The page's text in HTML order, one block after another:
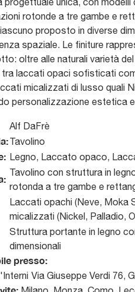
rotonde a tre gambe e
proposto in diverse
spaziale. Le finiture
oltre alle naturali varietà
tra laccati opaci sofisticati
micalizzati di lusso quali
personalizzazione estetica
Alf DaFrè
Tavolino
Legno, Laccato opaco,
Tavolino con struttura in
rotonda a tre gambe e
Laccati opachi (Neve, Moka
micalizzati (Nickel, Palladio,
Struttura portante in legno
dimensionali
presso:
Via Giuseppe Verdi 76,